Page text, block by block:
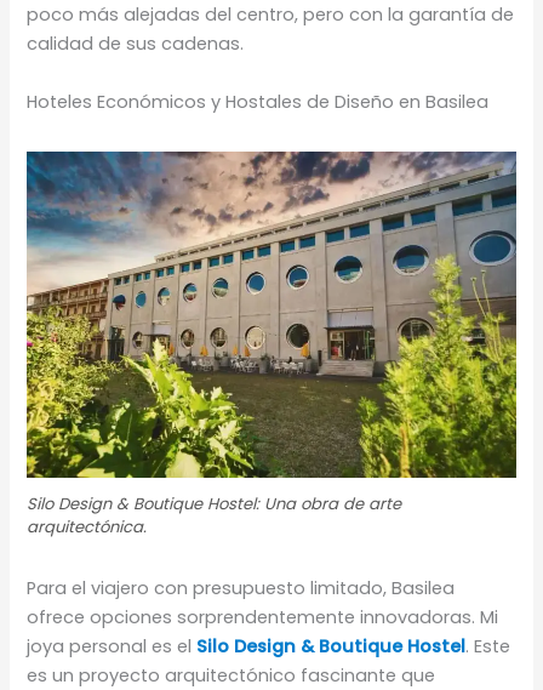
poco más alejadas del centro, pero con la garantía de
calidad de sus cadenas.
Hoteles Económicos y Hostales de Diseño en Basilea
Silo Design & Boutique Hostel: Una obra de arte
arquitectónica.
Para el viajero con presupuesto limitado, Basilea
ofrece opciones sorprendentemente innovadoras. Mi
joya personal es el Silo Design & Boutique Hostel. Este
es un proyecto arquitectónico fascinante que